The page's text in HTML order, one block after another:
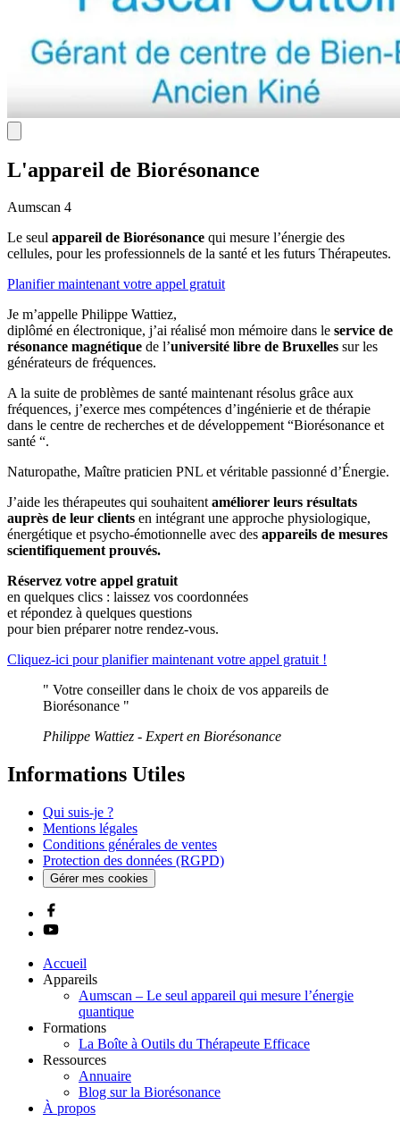
L'appareil de Biorésonance
Aumscan 4
Le seul appareil de Biorésonance qui mesure l’énergie des
cellules, pour les professionnels de la santé et les futurs Thérapeutes.
Planifier maintenant votre appel gratuit
Je m’appelle Philippe Wattiez,
diplômé en électronique, j’ai réalisé mon mémoire dans le service de
résonance magnétique de l’université libre de Bruxelles sur les
générateurs de fréquences.
A la suite de problèmes de santé maintenant résolus grâce aux
fréquences, j’exerce mes compétences d’ingénierie et de thérapie
dans le centre de recherches et de développement“Biorésonance et
santé “.
Naturopathe, Maître praticien PNL et véritable passionné d’Énergie.
J’aide les thérapeutes qui souhaitentaméliorer leurs résultats
auprès de leur clients en intégrant une approche physiologique,
énergétique et psycho-émotionnelle avec des appareils de mesures
scientifiquement prouvés.
Réservez votre appel gratuit
en quelques clics : laissez vos coordonnées
et répondez à quelques questions
pour bien préparer notre rendez-vous.
Cliquez-ici pour planifier maintenant votre appel gratuit !
" Votre conseiller dans le choix de vos appareils de
Biorésonance "
Philippe Wattiez - Expert en Biorésonance
Informations Utiles
Qui suis-je ?
Mentions légales
Conditions générales de ventes
Protection des données (RGPD)
Gérer mes cookies
Accueil
Appareils
Aumscan – Le seul appareil qui mesure l’énergie
quantique
Formations
La Boîte à Outils du Thérapeute Efficace
Ressources
Annuaire
Blog sur la Biorésonance
À propos